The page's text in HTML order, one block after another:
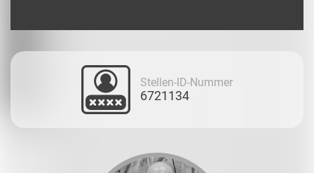
Stellen-ID-Nummer
6721134